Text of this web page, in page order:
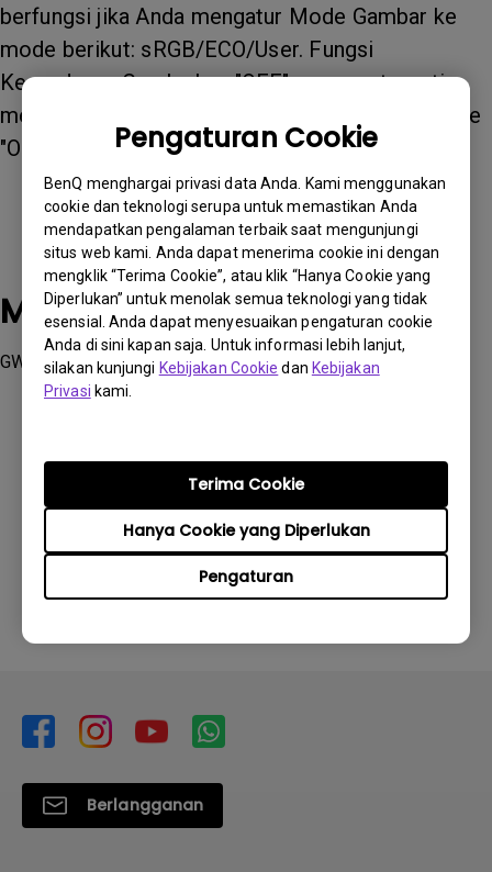
Pengaturan Cookie
BenQ menghargai privasi data Anda. Kami menggunakan
cookie dan teknologi serupa untuk memastikan Anda
mendapatkan pengalaman terbaik saat mengunjungi
situs web kami. Anda dapat menerima cookie ini dengan
mengklik “Terima Cookie”, atau klik “Hanya Cookie yang
Diperlukan” untuk menolak semua teknologi yang tidak
esensial. Anda dapat menyesuaikan pengaturan cookie
Anda di sini kapan saja. Untuk informasi lebih lanjut,
silakan kunjungi Kebijakan Cookie dan Kebijakan
Privasi kami.
Pengaturan
Hanya Cookie yang Diperlukan
Terima Cookie
berfungsi jika Anda mengatur Mode Gambar ke
mode berikut: sRGB/ECO/User. Fungsi
Kecerdasan Cerah akan "OFF" secara otomatis
meskipun Anda telah menyetel fungsi tersebut ke
"ON".
Model yang Berlaku
GW2480
Apakah informasi ini membantu?
Iya
Berlangganan